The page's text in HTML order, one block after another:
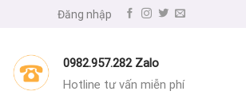
Đăng nhập
0982.957.282 Zalo
Hotline tư vấn miễn phí